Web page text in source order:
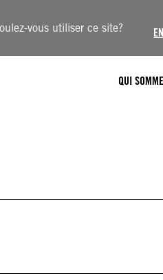
vous utiliser ce site?
QUI